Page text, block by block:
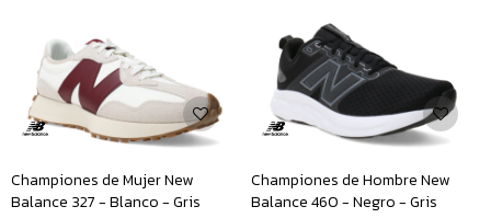
Championes de Mujer New
Balance 327 - Blanco - Gris
Championes de Hombre New
Balance 460 - Negro - Gris